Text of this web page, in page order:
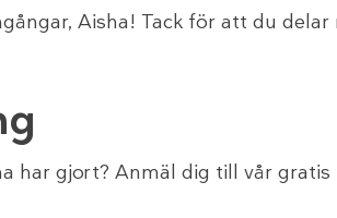
Aisha! Tack för att du delar
har gjort? Anmäl dig till vår gratis